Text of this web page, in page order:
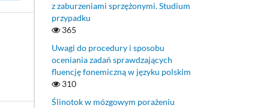
z zaburzeniami sprzężonymi. Studium
przypadku
365
Uwagi do procedury i sposobu
oceniania zadań sprawdzających
fluencję fonemiczną w języku polskim
310
Ślinotok w mózgowym porażeniu